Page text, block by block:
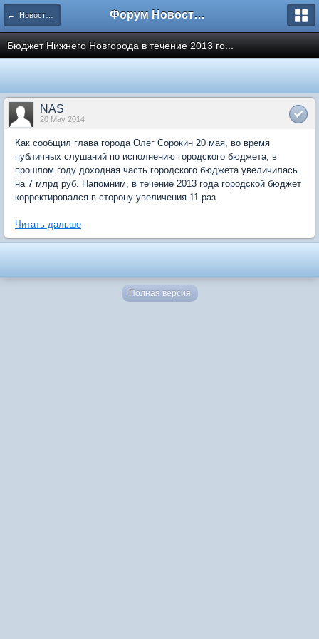
← Новости рынка недвижимости Форум Новостройки
Бюджет Нижнего Новгорода в течение 2013 го...
NAS
20 May 2014
Как сообщил глава города Олег Сорокин 20 мая, во время
публичных слушаний по исполнению городского бюджета, в
прошлом году доходная часть городского бюджета увеличилась
на 7 млрд руб. Напомним, в течение 2013 года городской бюджет
корректировался в сторону увеличения 11 раз.
Читать дальше
Полная версия